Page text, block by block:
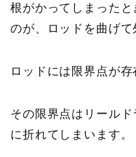
根がかってしまったと
のが、ロッドを曲げ
ロッドには限界点が存
その限界点はリール
に折れてしまいます。